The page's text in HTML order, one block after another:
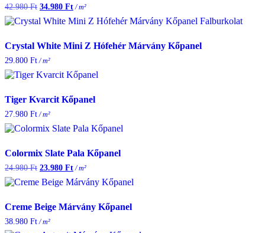
42.980Ft Original
price
was:
34.980 FtCurrent
price
is:
/ m²
Crystal White Mini Z Hófehér Márvány Kőpanel
29.800 Ft/ m²
Tiger Kvarcit Kőpanel
27.980 Ft/ m²
Colormix Slate Pala Kőpanel
24.980Ft Original
price
was:
23.980 Ft Current
price
is:
/ m²
Creme Beige Márvány Kőpanel
38.980 Ft / m²